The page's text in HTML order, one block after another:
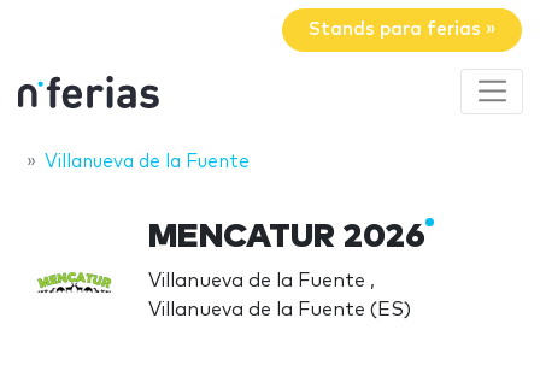
Stands para ferias »
Villanueva de la Fuente
MENCATUR 2026
Villanueva de la Fuente ,
Villanueva de la Fuente (ES)